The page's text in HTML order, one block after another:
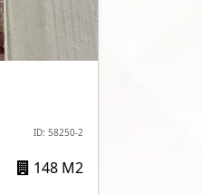
ID: 58250-2
148 M2